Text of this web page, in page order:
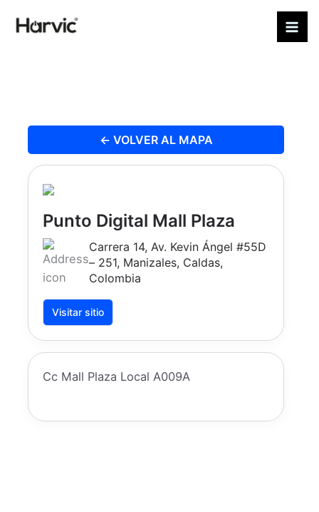
← VOLVER AL MAPA
Punto Digital Mall Plaza
Carrera 14, Av. Kevin Ángel #55D
– 251, Manizales, Caldas,
Colombia
Visitar sitio
Cc Mall Plaza Local A009A